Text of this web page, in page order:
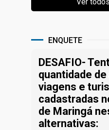
ENQUETE
DESAFIO-
quantidade
viagens e
cadastradas
de Maringá
alternativas: